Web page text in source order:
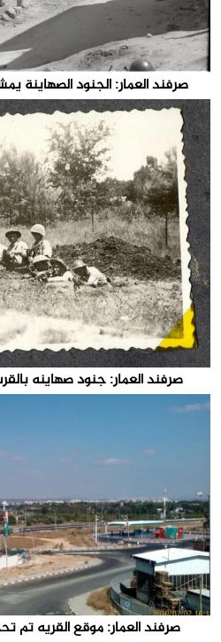
صرفند العمار: الجنود الصهاينة
صرفند العمار: جنود صهاينه
صرفند العمار: موقع القريه تم